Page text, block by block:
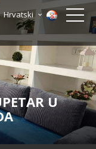
Hrvatski
U